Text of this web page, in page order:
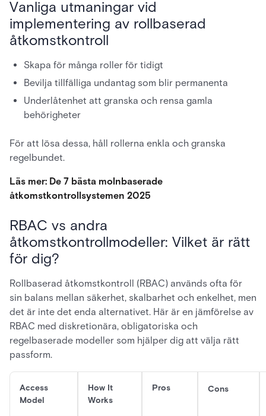
Vanliga utmaningar vid
implementering av rollbaserad
åtkomstkontroll
Skapa för många roller för tidigt
Bevilja tillfälliga undantag som blir permanenta
Underlåtenhet att granska och rensa gamla
behörigheter
För att lösa dessa, håll rollerna enkla och granska
regelbundet.
Läs mer: De 7 bästa molnbaserade
åtkomstkontrollsystemen 2025
RBAC vs andra
åtkomstkontrollmodeller: Vilket är rätt
för dig?
Rollbaserad åtkomstkontroll (RBAC) används ofta för
sin balans mellan säkerhet, skalbarhet och enkelhet, men
det är inte det enda alternativet. Här är en jämförelse av
RBAC med diskretionära, obligatoriska och
regelbaserade modeller som hjälper dig att välja rätt
passform.
Access
Model
How It
Works
Pros Cons